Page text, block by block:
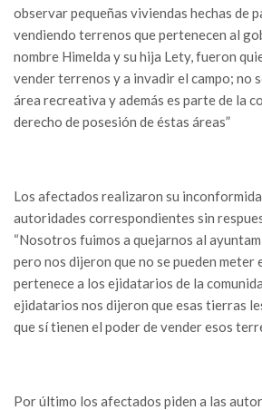
observar pequeñas viviendas hechas de
vendiendo terrenos que pertenecen al
nombre Himelda y su hija Lety, fueron
vender terrenos y a invadir el campo; no
área recreativa y además es parte de la
derecho de posesión de éstas áreas”
Los afectados realizaron su
autoridades correspondientes sin
“Nosotros fuimos a quejarnos al
pero nos dijeron que no se pueden meter
pertenece a los ejidatarios de la
ejidatarios nos dijeron que esas tierras
que sí tienen el poder de vender esos
Por último los afectados piden a las